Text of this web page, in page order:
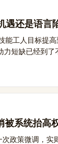
遇还是语言
能工人目标提
短缺已经到
被系统抬高
政策微调，